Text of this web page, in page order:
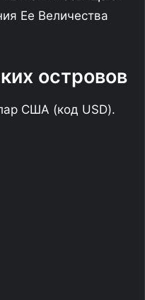
Ее Величества
островов
США (код USD).